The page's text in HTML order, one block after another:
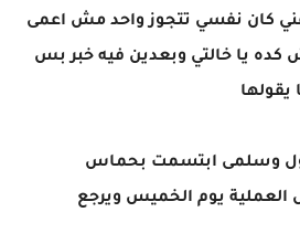
كان نفسي تتجوز واحد مش اعمى
يا خالتي وبعدين فيه خبر بس
يقولها
وسلمى ابتسمت بحماس
يوم الخميس ويرجع